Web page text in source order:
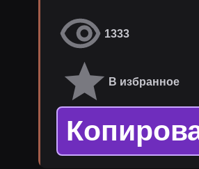
1333
В избранное